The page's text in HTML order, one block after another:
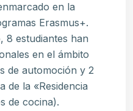
en la
Erasmus+.
8 estudiantes han
en el ámbito
de automoción y 2
de la «Residencia
de cocina).